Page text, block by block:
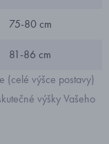
75-80 cm
81-86 cm
(celé výšce postavy)
výšky Vašeho